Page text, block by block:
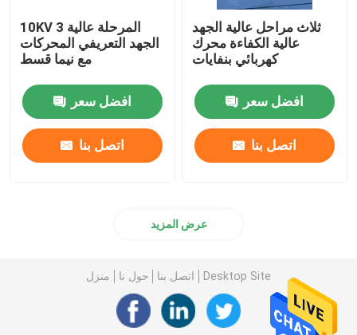
10KV 3 المرحلة عالية
الجهد التعريفي المحركات
مع نيما قسط
افضل سعر
اتصل بنا
ثلاث مراحل عالية الجهد
عالية الكفاءة محرك
كهربائي بنفايات
افضل سعر
اتصل بنا
عرض المزيد
منزل حول نا اتصل بنا Desktop Site